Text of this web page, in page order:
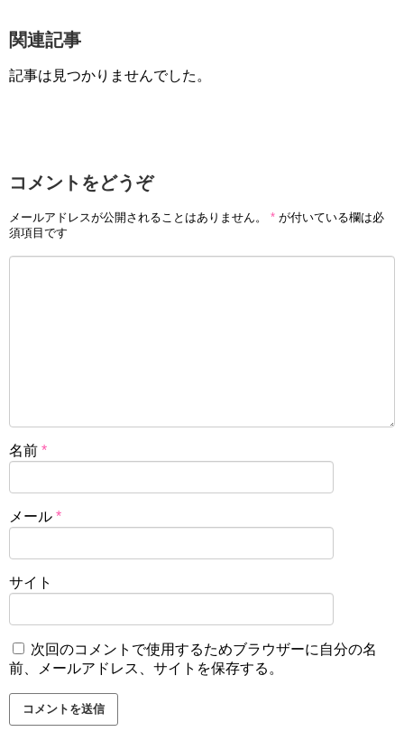
関連記事
記事は見つかりませんでした。
コメントをどうぞ
メールアドレスが公開されることはありません。 * が付いている欄は必
須項目です
名前 *
メール *
サイト
次回のコメントで使用するためブラウザーに自分の名
前、メールアドレス、サイトを保存する。